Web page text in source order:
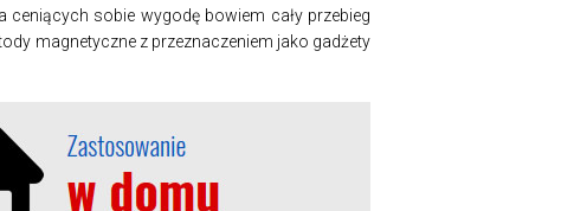
ceniących sobie wygodę bowiem cały przebieg
magnetyczne z przeznaczeniem jako gadżety